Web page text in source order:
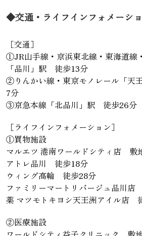
◆交通・ライフインフォメーシ
［交通］
①JR山手線・京浜東北線・東海道線
「品川」駅 徒歩13分
②りんかい線・東京モノレール「天
7分
③京急本線「北品川」駅 徒歩26分
［ライフインフォメーション］
①買物施設
マルエツ 港南ワールドシティ店 敷
アトレ品川 徒歩18分
ウィング高輪 徒歩28分
ファミリーマートリバージュ品川
薬 マツモトキヨシ天王洲アイル店
②医療施設